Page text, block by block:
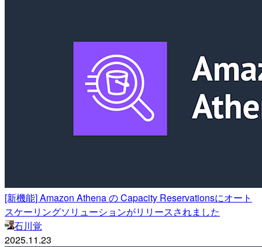
[新機能] Amazon Athena の Capacity Reservationsにオート
スケーリングソリューションがリリースされました
石川覚
2025.11.23